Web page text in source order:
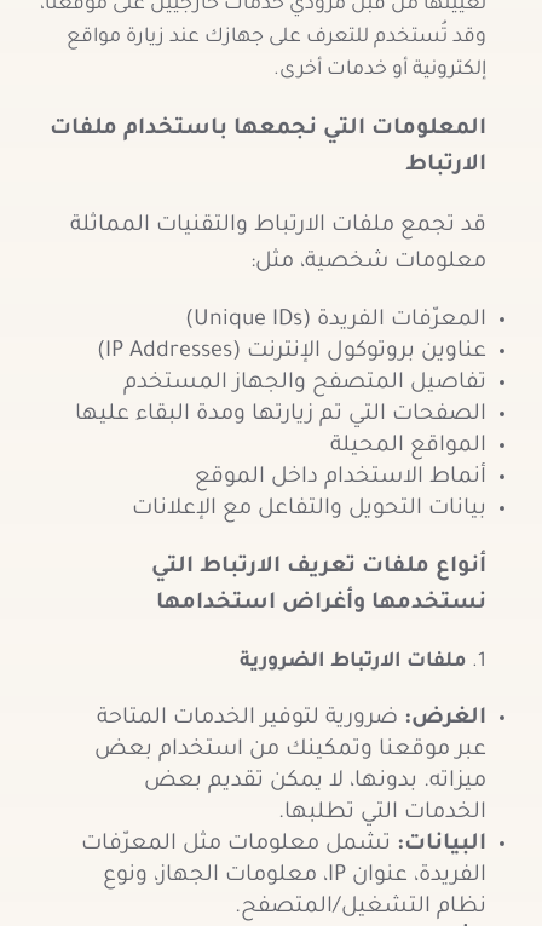
تعيينها من قبل مزودي خدمات خارجيين على موقعنا،
وقد تُستخدم للتعرف على جهازك عند زيارة مواقع
إلكترونية أو خدمات أخرى.
المعلومات التي نجمعها باستخدام ملفات
الارتباط
قد تجمع ملفات الارتباط والتقنيات المماثلة
معلومات شخصية، مثل:
المعرّفات الفريدة (Unique IDs)
عناوين بروتوكول الإنترنت (IP Addresses)
تفاصيل المتصفح والجهاز المستخدم
الصفحات التي تم زيارتها ومدة البقاء عليها
المواقع المحيلة
أنماط الاستخدام داخل الموقع
بيانات التحويل والتفاعل مع الإعلانات
أنواع ملفات تعريف الارتباط التي
نستخدمها وأغراض استخدامها
ملفات الارتباط الضرورية
الغرض: ضرورية لتوفير الخدمات المتاحة
عبر موقعنا وتمكينك من استخدام بعض
ميزاته. بدونها، لا يمكن تقديم بعض
الخدمات التي تطلبها.
البيانات: تشمل معلومات مثل المعرّفات
الفريدة، عنوان IP، معلومات الجهاز، ونوع
نظام التشغيل/المتصفح.